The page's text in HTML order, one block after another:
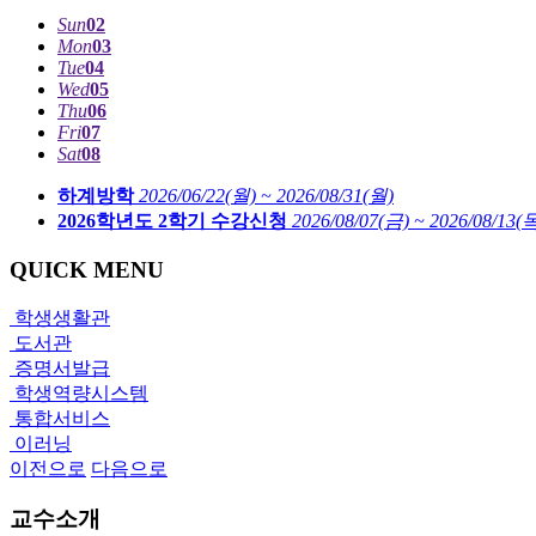
Sun02
Mon03
Tue04
Wed05
Thu06
Fri07
Sat08
하계방학 2026/06/22(월) ~ 2026/08/31(월)
2026학년도 2학기 수강신청 2026/08/07(금) ~ 2026/08/13(
QUICK MENU
학생생활관
도서관
증명서발급
학생역량시스템
통합서비스
이러닝
이전으로 다음으로
교수소개